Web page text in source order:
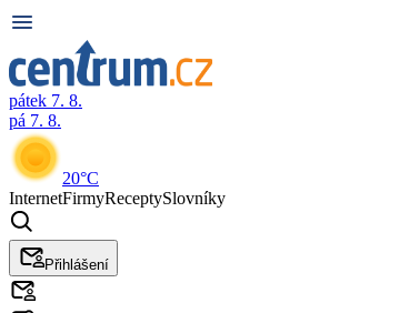
pátek 7. 8.
pá 7. 8.
20°C
InternetFirmyReceptySlovníky
Přihlášení